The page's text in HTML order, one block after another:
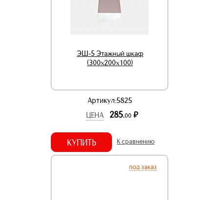
ЭШ-5 Этажный шкаф
(300х200х100)
Артикул:5825
ЦЕНА
285.00 р.
КУПИТЬ К сравнению
под заказ